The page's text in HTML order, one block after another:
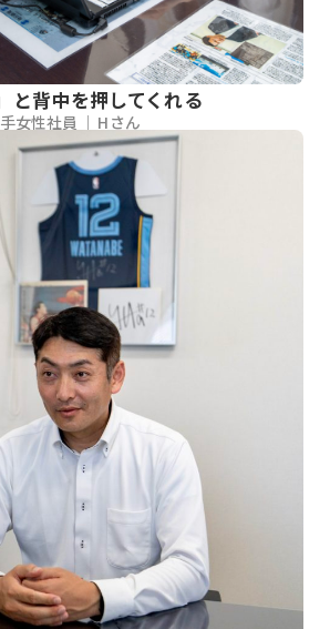
と背中を押してくれる
女性社員 Hさん